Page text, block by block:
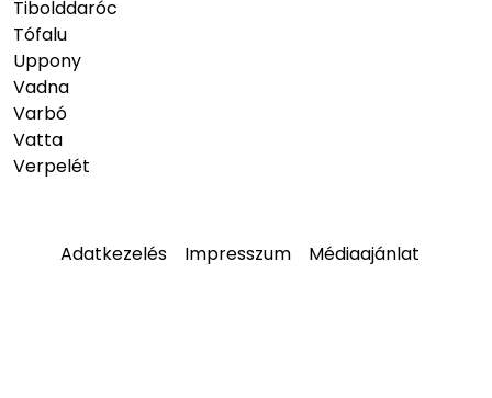
Tibolddaróc
Tófalu
Uppony
Vadna
Varbó
Vatta
Verpelét
Adatkezelés Impresszum Médiaajánlat